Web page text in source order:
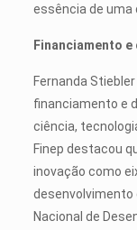
essência de uma
Financiamento
Fernanda
financiamento e
ciência,
Finep destacou
inovação como
desenvolvimento
Nacional de